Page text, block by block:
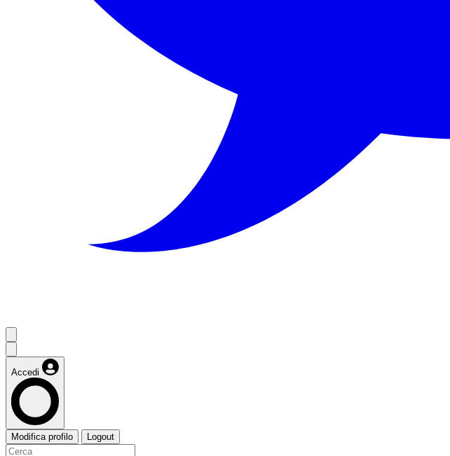
Accedi
Modifica profilo Logout